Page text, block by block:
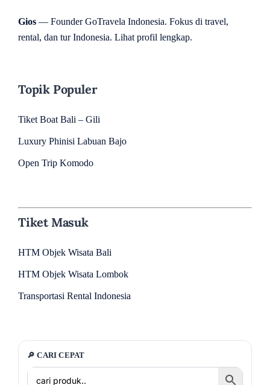
Gios — Founder GoTravela Indonesia. Fokus di travel,
rental, dan tur Indonesia. Lihat profil lengkap.
Topik Populer
Tiket Boat Bali – Gili
Luxury Phinisi Labuan Bajo
Open Trip Komodo
Tiket Masuk
HTM Objek Wisata Bali
HTM Objek Wisata Lombok
Transportasi Rental Indonesia
🔎 CARI CEPAT